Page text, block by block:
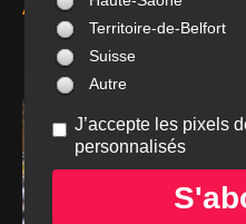
HISTORIQUES
MUNICIPALES
Territoire-de-Belfort
Suisse
Autre
J’accepte les pixels
personnalisés